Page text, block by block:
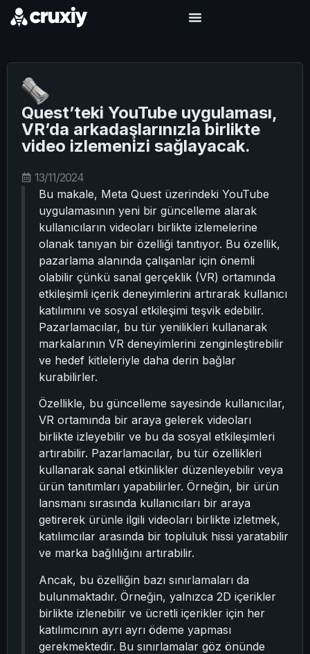
Quest’teki YouTube uygulaması,
VR’da arkadaşlarınızla birlikte
video izlemenizi sağlayacak.
13/11/2024
Bu makale, Meta Quest üzerindeki YouTube
uygulamasının yeni bir güncelleme alarak
kullanıcıların videoları birlikte izlemelerine
olanak tanıyan bir özelliği tanıtıyor. Bu özellik,
pazarlama alanında çalışanlar için önemli
olabilir çünkü sanal gerçeklik (VR) ortamında
etkileşimli içerik deneyimlerini artırarak kullanıcı
katılımını ve sosyal etkileşimi teşvik edebilir.
Pazarlamacılar, bu tür yenilikleri kullanarak
markalarının VR deneyimlerini zenginleştirebilir
ve hedef kitleleriyle daha derin bağlar
kurabilirler.
Özellikle, bu güncelleme sayesinde kullanıcılar,
VR ortamında bir araya gelerek videoları
birlikte izleyebilir ve bu da sosyal etkileşimleri
artırabilir. Pazarlamacılar, bu tür özellikleri
kullanarak sanal etkinlikler düzenleyebilir veya
ürün tanıtımları yapabilirler. Örneğin, bir ürün
lansmanı sırasında kullanıcıları bir araya
getirerek ürünle ilgili videoları birlikte izletmek,
katılımcılar arasında bir topluluk hissi yaratabilir
ve marka bağlılığını artırabilir.
Ancak, bu özelliğin bazı sınırlamaları da
bulunmaktadır. Örneğin, yalnızca 2D içerikler
birlikte izlenebilir ve ücretli içerikler için her
katılımcının ayrı ayrı ödeme yapması
gerekmektedir. Bu sınırlamalar göz önünde